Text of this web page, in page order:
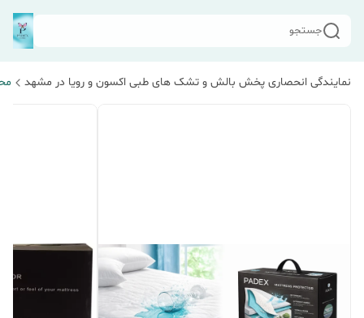
جستجو
نمایندگی انحصاری پخش بالش و تشک های طبی اکسون و رویا در مشهد